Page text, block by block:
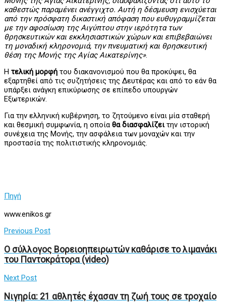
καθεστώς παραμένει ανέγγιχτο. Αυτή η δέσμευση ενισχύεται
από την πρόσφατη δικαστική απόφαση που ευθυγραμμίζεται
με την αφοσίωση της Αιγύπτου στην ιερότητα των
θρησκευτικών και εκκλησιαστικών χώρων και επιβεβαιώνει
τη μοναδική κληρονομιά, την πνευματική και θρησκευτική
θέση της Μονής της Αγίας Αικατερίνης».
Η τελική μορφή του διακανονισμού που θα προκύψει, θα
εξαρτηθεί από τις συζητήσεις της Δευτέρας και από το εάν θα
υπάρξει ανάγκη επικύρωσης σε επίπεδο υπουργών
Εξωτερικών.
Για την ελληνική κυβέρνηση, το ζητούμενο είναι μία σταθερή
και θεσμική συμφωνία, η οποία θα διασφαλίζειτην ιστορική
συνέχεια της Μονής, την ασφάλεια των μοναχών και την
προστασία της πολιτιστικής κληρονομιάς.
Πηγή
www.enikos.gr
Previous Post
Ο σύλλογος Βορειοηπειρωτών καθάρισε το λιμανάκι
του Παντοκράτορα (video)
Next Post
Νιγηρία: 21 αθλητές έχασαν τη ζωή τους σε τροχαίο